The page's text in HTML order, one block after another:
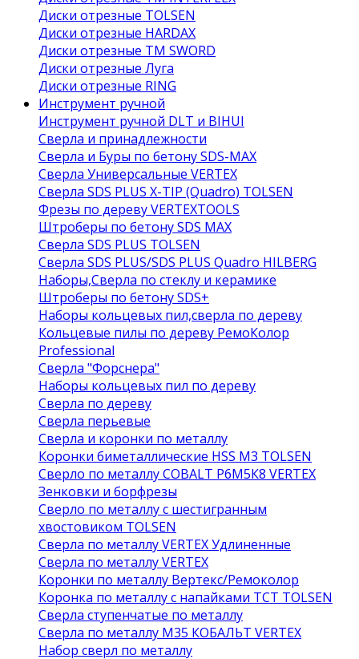
Диски отрезные TOLSEN
Диски отрезные HARDAX
Диски отрезные ТМ SWORD
Диски отрезные Луга
Диски отрезные RING
Инструмент ручной
Инструмент ручной DLT и BIHUI
Сверла и принадлежности
Сверла и Буры по бетону SDS-MAX
Сверла Универсальные VERTEX
Сверла SDS PLUS X-TIP (Quadro) TOLSEN
Фрезы по дереву VERTEXTOOLS
Штроберы по бетону SDS MAX
Сверла SDS PLUS TOLSEN
Сверла SDS PLUS/SDS PLUS Quadro HILBERG
Наборы,Сверла по стеклу и керамике
Штроберы по бетону SDS+
Наборы кольцевых пил,сверла по дереву
Кольцевые пилы по дереву РемоКолор
Professional
Сверла "Форснера"
Наборы кольцевых пил по дереву
Сверла по дереву
Сверла перьевые
Сверла и коронки по металлу
Коронки биметаллические HSS M3 TOLSEN
Сверло по металлу COBALT Р6М5К8 VERTEX
Зенковки и борфрезы
Сверло по металлу с шестигранным
хвостовиком TOLSEN
Сверла по металлу VERTEX Удлиненные
Сверла по металлу VERTEX
Коронки по металлу Вертекс/Ремоколор
Коронка по металлу с напайками TCT TOLSEN
Сверла ступенчатые по металлу
Сверла по металлу М35 КОБАЛЬТ VERTEX
Набор сверл по металлу